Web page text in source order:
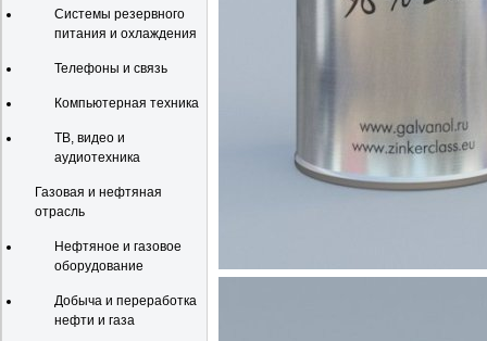
Системы резервного
питания и охлаждения
Телефоны и связь
Компьютерная техника
ТВ, видео и
аудиотехника
Газовая и нефтяная
отрасль
Нефтяное и газовое
оборудование
Добыча и переработка
нефти и газа